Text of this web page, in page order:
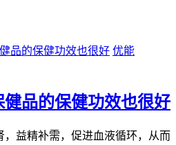
优能
品的保健功效也很好
益精补需，促进血液循环，从而